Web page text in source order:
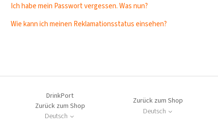
Ich habe mein Passwort vergessen. Was nun?
Wie kann ich meinen Reklamationsstatus einsehen?
DrinkPort
Zurück zum Shop
Deutsch
Zurück zum Shop
Deutsch